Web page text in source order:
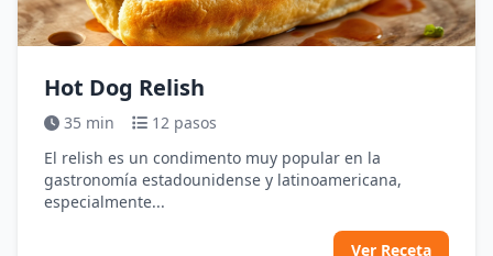
Hot Dog Relish
35 min
12 pasos
El relish es un condimento muy popular en la
gastronomía estadounidense y latinoamericana,
especialmente...
Ver Receta